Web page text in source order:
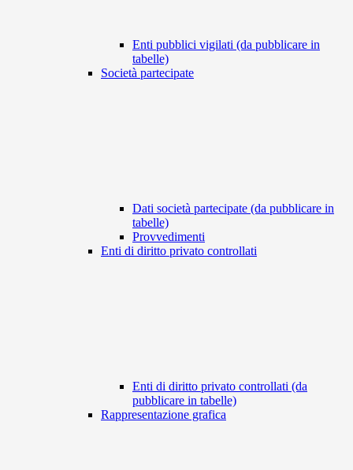
Enti pubblici vigilati (da pubblicare in
tabelle)
Società partecipate
Dati società partecipate (da pubblicare in
tabelle)
Provvedimenti
Enti di diritto privato controllati
Enti di diritto privato controllati (da
pubblicare in tabelle)
Rappresentazione grafica